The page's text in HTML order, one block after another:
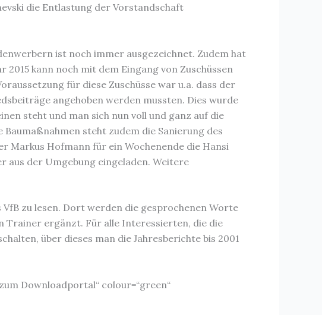
die Entlastung der Vorstandschaft
ist noch immer ausgezeichnet. Zudem hat
kann noch mit dem Eingang von Zuschüssen
für diese Zuschüsse war u.a. dass der
angehoben werden mussten. Dies wurde
steht und man sich nun voll und ganz auf die
steht zudem die Sanierung des
Markus Hofmann für ein Wochenende die Hansi
aus der Umgebung eingeladen. Weitere
zu lesen. Dort werden die gesprochenen Worte
Trainer ergänzt. Für alle Interessierten, die die
über dieses man die Jahresberichte bis 2001
Downloadportal“ colour=“green“